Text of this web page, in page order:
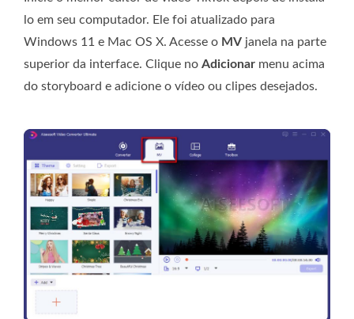
lo em seu computador. Ele foi atualizado para
Windows 11 e Mac OS X. Acesse o MV janela na parte
superior da interface. Clique no Adicionar menu acima
do storyboard e adicione o vídeo ou clipes desejados.